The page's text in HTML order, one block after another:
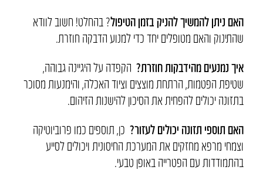
האם ניתן להמשיך להניק בזמן הטיפול?בהחלט! חשוב לוודא
שהתינוק והאם מטופלים יחד כדי למנוע הדבקה חוזרת
איך נמנעים מהידבקות חוזרת? הקפדה על היגיינה גבוהה,
שטיפת הפטמות, הרתחת מוצצים וציוד האכלה, והימנעות מסוכר
בתזונה יכולים להפחית את הסיכון להישנות הזיהום
האם תוספי תזונה יכולים לעזור? כן, תוספים כמו פרוביוטיקה
וצמחי מרפא מחזקים את המערכת החיסונית ויכולים לסייע
בהתמודדות עם הפטרייה באופן טבעי